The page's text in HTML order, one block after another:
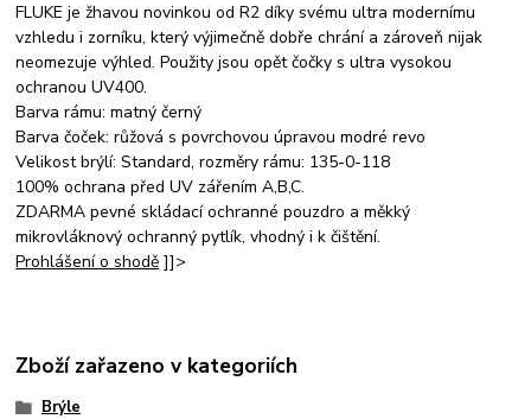
FLUKE je žhavou novinkou od R2 díky svému ultra modernímu
vzhledu i zorníku, který výjimečně dobře chrání a zároveň nijak
neomezuje výhled. Použity jsou opět čočky s ultra vysokou
ochranou UV400.
Barva rámu: matný černý
Barva čoček: růžová s povrchovou úpravou modré revo
Velikost brýlí: Standard, rozměry rámu: 135-0-118
100% ochrana před UV zářením A,B,C.
ZDARMA pevné skládací ochranné pouzdro a měkký
mikrovláknový ochranný pytlík, vhodný i k čištění.
Prohlášení o shodě ]]>
Zboží zařazeno v kategoriích
Brýle